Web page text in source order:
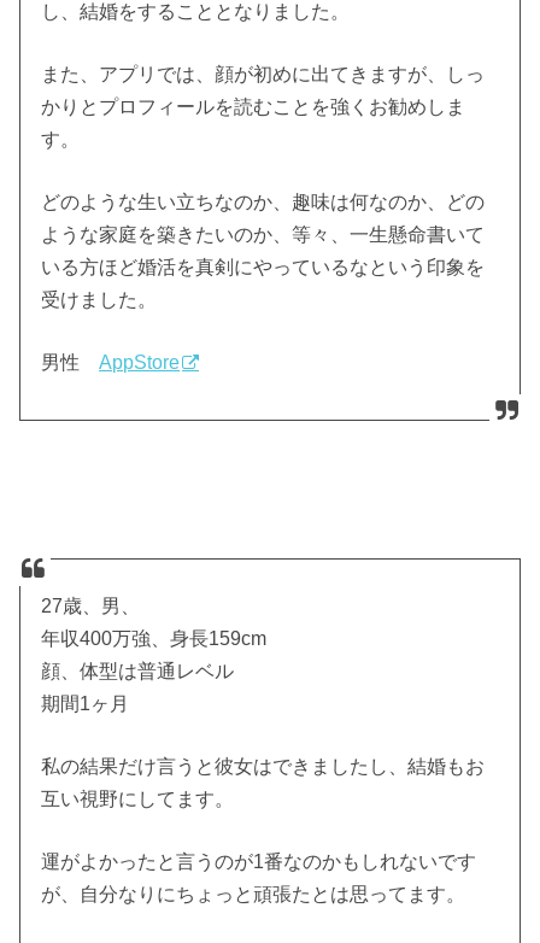
し、結婚をすることとなりました。
また、アプリでは、顔が初めに出てきますが、しっ
かりとプロフィールを読むことを強くお勧めしま
す。
どのような生い立ちなのか、趣味は何なのか、どの
ような家庭を築きたいのか、等々、一生懸命書いて
いる方ほど婚活を真剣にやっているなという印象を
受けました。
男性AppStore
27歳、男、
年収400万強、身長159cm
顔、体型は普通レベル
期間1ヶ月
私の結果だけ言うと彼女はできましたし、結婚もお
互い視野にしてます。
運がよかったと言うのが1番なのかもしれないです
が、自分なりにちょっと頑張たとは思ってます。